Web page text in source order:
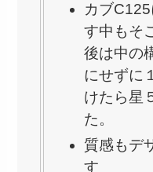
カブ
す中もそ
後は中の
にせずに
けたら星
た。
質感もデ
す